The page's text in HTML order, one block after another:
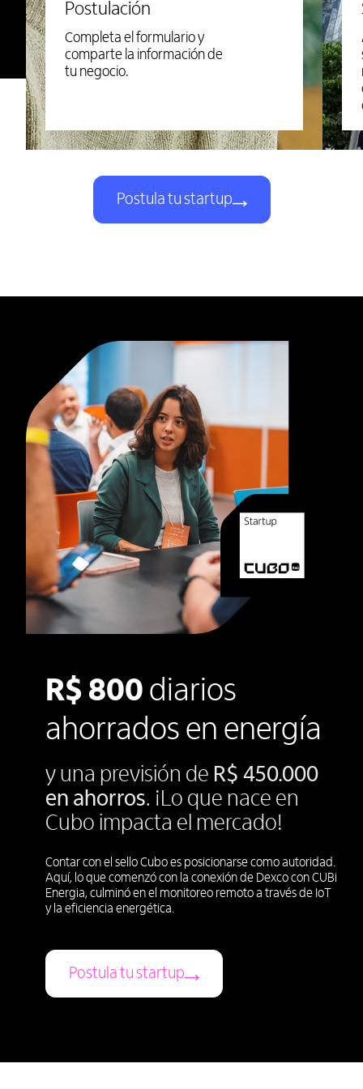
Postulación
Completa el formulario y
comparte la información de
tu negocio.
Postula tu startup
R$ 800 diarios
ahorrados en energía
y una previsión de R$ 450.000
en ahorros. ¡Lo que nace en
Cubo impacta el mercado!
Contar con el sello Cubo es posicionarse como autoridad.
Aquí, lo que comenzó con la conexión de Dexco con CUBi
Energia, culminó en el monitoreo remoto a través de IoT
y la eficiencia energética.
Postula tu startup